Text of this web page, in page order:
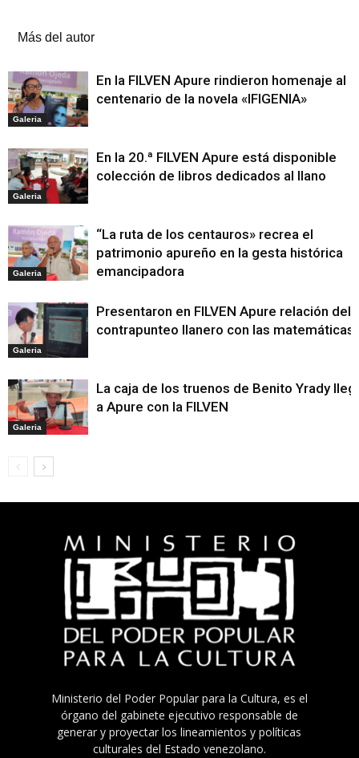
Más del autor
Galeria
En la FILVEN Apure rindieron homenaje al
centenario de la novela «IFIGENIA»
Galeria
En la 20.ª FILVEN Apure está disponible
colección de libros dedicados al llano
Galeria
“La ruta de los centauros» recrea el
patrimonio apureño en la gesta histórica
emancipadora
Galeria
Presentaron en FILVEN Apure relación del
contrapunteo llanero con las matemáticas
Galeria
La caja de los truenos de Benito Yrady
a Apure con la FILVEN
Ministerio del Poder Popular para la Cultura, es el
órgano del gabinete ejecutivo responsable de
generar y proyectar los lineamientos y políticas
culturales del Estado venezolano.